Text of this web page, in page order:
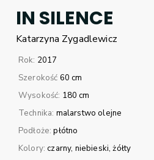
IN SILENCE
Katarzyna Zygadlewicz
Rok: 2017
Szerokość 60 cm
Wysokość: 180 cm
Technika: malarstwo olejne
Podłoże:płótno
Kolory:czarny niebieski żółty